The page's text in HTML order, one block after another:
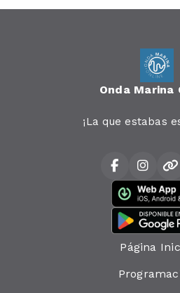
Onda Marina
¡La que estabas
Página